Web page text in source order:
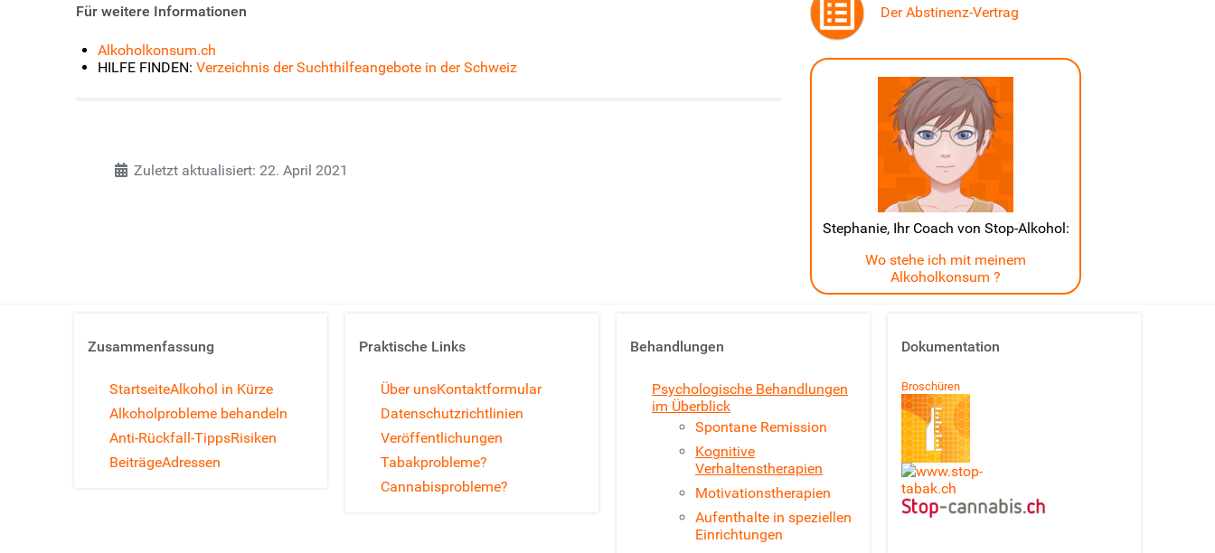
Für weitere Informationen
Alkoholkonsum.ch
HILFE FINDEN: Verzeichnis der Suchthilfeangebote in der Schweiz
Zuletzt aktualisiert: 22. April 2021
Der Abstinenz-Vertrag
Stephanie, Ihr Coach von Stop-Alkohol:
Wo stehe ich mit meinem
Alkoholkonsum ?
Zusammenfassung
StartseiteAlkohol in Kürze
Alkoholprobleme behandeln
Anti-Rückfall-TippsRisiken
BeiträgeAdressen
Praktische Links
Über unsKontaktformular
Datenschutzrichtlinien
Veröffentlichungen
Tabakprobleme?
Cannabisprobleme?
Behandlungen
Psychologische Behandlungen
im Überblick
Spontane Remission
Kognitive
Verhaltenstherapien
Motivationstherapien
Aufenthalte in speziellen
Einrichtungen
Dokumentation
Broschüren